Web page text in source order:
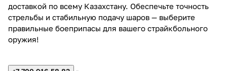
доставкой по всему Казахстану. Обеспечьте точность
стрельбы и стабильную подачу шаров — выберите
правильные боеприпасы для вашего страйкбольного
оружия!